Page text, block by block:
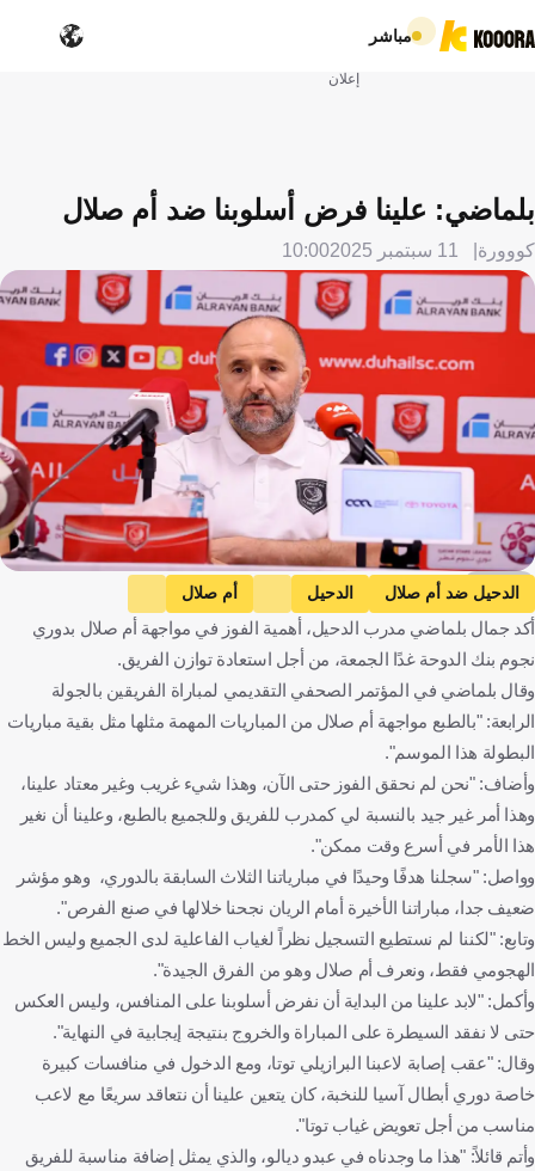
مباشر
إعلان
بلماضي: علينا فرض أسلوبنا ضد أم صلال
كووورة 11 سبتمبر 2025 10:00
كووورة
الدحيل ضد أم صلال الدحيل
أم صلال
دوري نجوم بنك الدوحة
جميل بلماضي باتريس كارتيرون
قطر
الجزائر
فرنسا كرة قدم
أكد جمال بلماضي مدرب الدحيل، أهمية الفوز في مواجهة أم صلال بدوري
نجوم بنك الدوحة غدًا الجمعة، من أجل استعادة توازن الفريق.
وقال بلماضي في المؤتمر الصحفي التقديمي لمباراة الفريقين بالجولة
الرابعة: "بالطبع مواجهة أم صلال من المباريات المهمة مثلها مثل بقية مباريات
البطولة هذا الموسم".
وأضاف: "نحن لم نحقق الفوز حتى الآن، وهذا شيء غريب وغير معتاد علينا،
وهذا أمر غير جيد بالنسبة لي كمدرب للفريق وللجميع بالطبع، وعلينا أن نغير
هذا الأمر في أسرع وقت ممكن".
وواصل: "سجلنا هدفًا وحيدًا في مبارياتنا الثلاث السابقة بالدوري، وهو مؤشر
ضعيف جدا، مباراتنا الأخيرة أمام الريان نجحنا خلالها في صنع الفرص".
وتابع: "لكننا لم نستطيع التسجيل نظراً لغياب الفاعلية لدى الجميع وليس الخط
الهجومي فقط، ونعرف أم صلال وهو من الفرق الجيدة".
وأكمل: "لابد علينا من البداية أن نفرض أسلوبنا على المنافس، وليس العكس
حتى لا نفقد السيطرة على المباراة والخروج بنتيجة إيجابية في النهاية".
وقال: "عقب إصابة لاعبنا البرازيلي توتا، ومع الدخول في منافسات كبيرة
خاصة دوري أبطال آسيا للنخبة، كان يتعين علينا أن نتعاقد سريعًا مع لاعب
مناسب من أجل تعويض غياب توتا".
وأتم قائلاً: "هذا ما وجدناه في عبدو ديالو، والذي يمثل إضافة مناسبة للفريق